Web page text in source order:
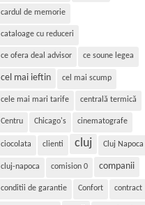
cardul de memorie
cataloage cu reduceri
ce ofera deal advisor ce soune legea
cel mai ieftin cel mai scump
cele mai mari tarife centrală termică
Centru Chicago's cinematografe
ciocolata clienti cluj Cluj Napoca
cluj-napoca comision 0 companii
conditii de garantie Confort contract